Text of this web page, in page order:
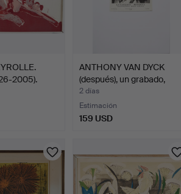
2005).
ANTHONY VAN DYCK
(después), un grabado,
«G…
2 días
Estimación
159 USD